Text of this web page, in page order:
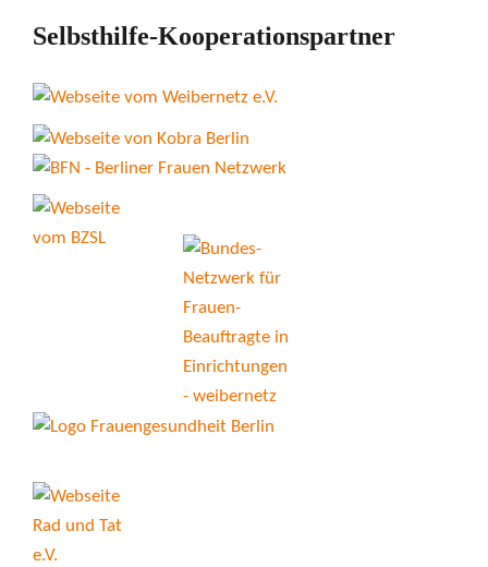
Selbsthilfe-Kooperationspartner